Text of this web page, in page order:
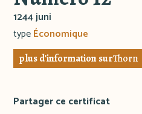
1244 juni
typeÉconomique
plus d'information surThorn
Partager ce certificat